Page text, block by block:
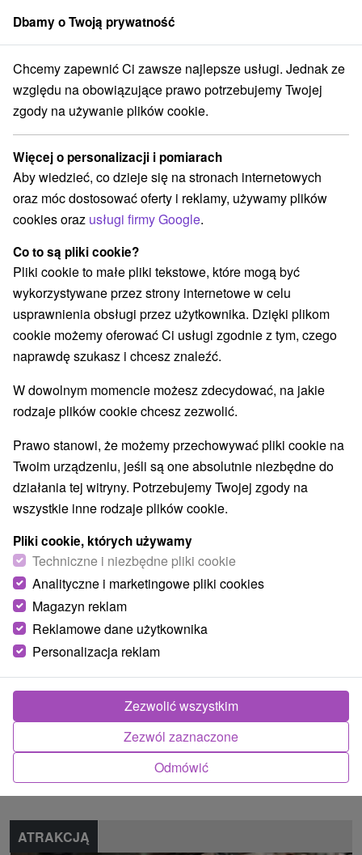
członek grupySorger
Stredné Slovensko Žilinský kraj Martin Gokarty Martin
Gokarty Martin
Wyświetl stronę internetową Przejdź do
+421 940 548 131
motokarymartin@motokarymartin.sk
Facebook
Opinii Google
Areál ZŤS
Robotnícka 14
036 01 Martin
GPS:
N +49° 4' 0.92''
E +18° 54' 37.2''
Region turystyczny
Žilinský kraj, Martinské hole, Turčianska kotlina
Znalazłeś błąd lub chcesz polecić nam nową atrakcję
Zgłoś błąd
ATRAKCJĄ
Dbamy o Twoją prywatność
Chcemy zapewnić Ci zawsze najlepsze usługi. Jednak ze
względu na obowiązujące prawo potrzebujemy Twojej
zgody na używanie plików cookie.
Więcej o personalizacji i pomiarach
Aby wiedzieć, co dzieje się na stronach internetowych
oraz móc dostosować oferty i reklamy, używamy plików
cookies oraz usługi firmy Google.
Co to są pliki cookie?
Pliki cookie to małe pliki tekstowe, które mogą być
wykorzystywane przez strony internetowe w celu
usprawnienia obsługi przez użytkownika. Dzięki plikom
cookie możemy oferować Ci usługi zgodnie z tym, czego
naprawdę szukasz i chcesz znaleźć.
W dowolnym momencie możesz zdecydować, na jakie
rodzaje plików cookie chcesz zezwolić.
Prawo stanowi, że możemy przechowywać pliki cookie na
Twoim urządzeniu, jeśli są one absolutnie niezbędne do
działania tej witryny. Potrzebujemy Twojej zgody na
wszystkie inne rodzaje plików cookie.
Pliki cookie, których używamy
Techniczne i niezbędne pliki cookie
Analityczne i marketingowe pliki cookies
Magazyn reklam
Reklamowe dane użytkownika
Personalizacja reklam
Odmówić
Zezwól zaznaczone
Zezwolić wszystkim